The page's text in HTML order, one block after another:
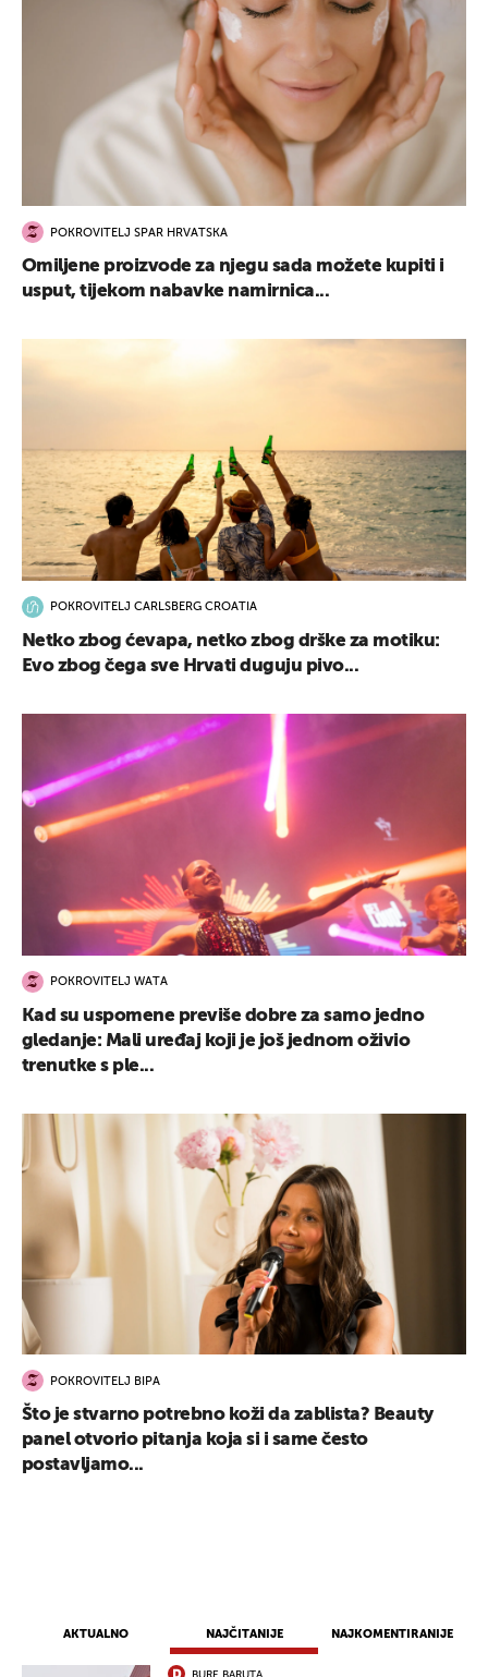
AKTUALNO NAJČITANIJE NAJKOMENTIRANIJE
POKROVITELJ SPAR HRVATSKA
Omiljene proizvode za njegu sada možete kupiti i
usput, tijekom nabavke namirnica...
POKROVITELJ CARLSBERG CROATIA
Netko zbog ćevapa, netko zbog drške za motiku:
Evo zbog čega sve Hrvati duguju pivo...
POKROVITELJ WATA
Kad su uspomene previše dobre za samo jedno
gledanje: Mali uređaj koji je još jednom oživio
trenutke s ple...
POKROVITELJ BIPA
Što je stvarno potrebno koži da zablista? Beauty
panel otvorio pitanja koja si i same često
postavljamo...